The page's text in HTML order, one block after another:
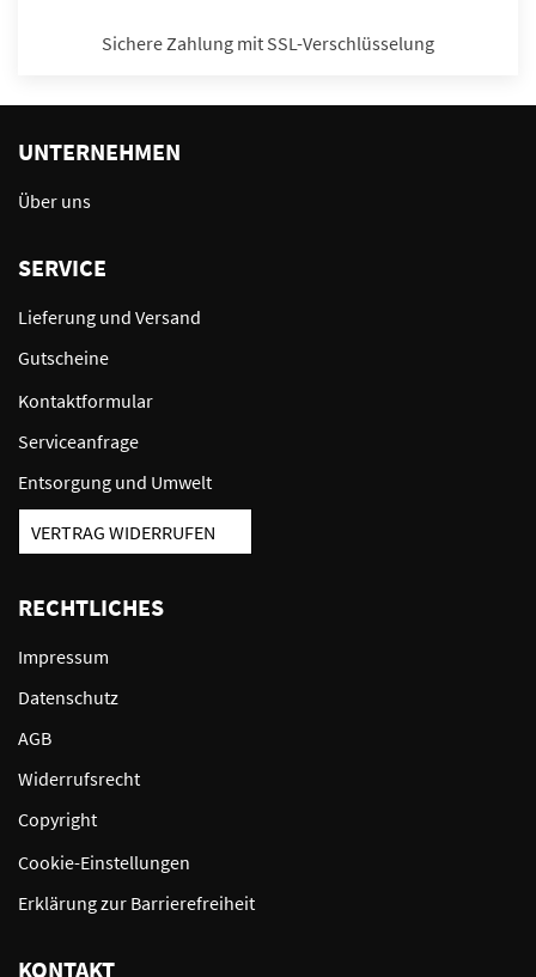
Sichere Zahlung mit SSL-Verschlüsselung
UNTERNEHMEN
Über uns
SERVICE
Lieferung und Versand
Gutscheine
Kontaktformular
Serviceanfrage
Entsorgung und Umwelt
VERTRAG WIDERRUFEN
RECHTLICHES
Impressum
Datenschutz
AGB
Widerrufsrecht
Copyright
Cookie-Einstellungen
Erklärung zur Barrierefreiheit
KONTAKT